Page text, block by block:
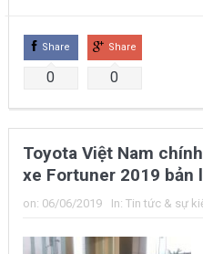
Những dòng xe Toyota đang
khúc C – SUV?
Những thay đổi trên dòng xe
Share
0
Share
0
Toyota Việt Nam
xe Fortuner 2019 bản
on: 06/06/2019 In: Tin tức & sự